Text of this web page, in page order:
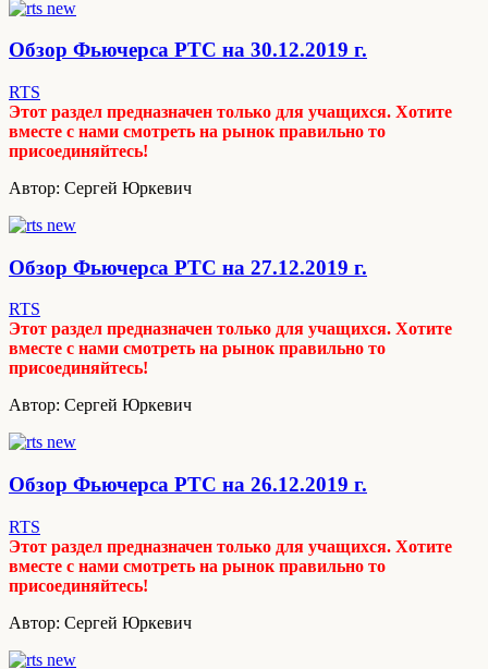
Обзор Фьючерса РТС на 30.12.2019 г.
RTS
Этот раздел предназначен только для учащихся. Хотите
вместе с нами смотреть на рынок правильно то
присоединяйтесь!
Автор: Сергей Юркевич
Обзор Фьючерса РТС на 27.12.2019 г.
RTS
Этот раздел предназначен только для учащихся. Хотите
вместе с нами смотреть на рынок правильно то
присоединяйтесь!
Автор: Сергей Юркевич
Обзор Фьючерса РТС на 26.12.2019 г.
RTS
Этот раздел предназначен только для учащихся. Хотите
вместе с нами смотреть на рынок правильно то
присоединяйтесь!
Автор: Сергей Юркевич